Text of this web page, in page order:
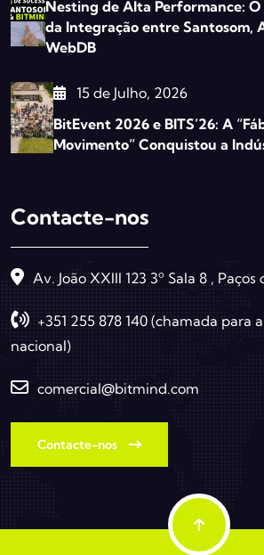
Nesting de Alta Performance: O
da Integração entre Santosom,
WebDB
15 de Julho, 2026
BitEvent 2026 e BITS’26: A
Movimento” Conquistou a
Contacte-nos
Av. João XXIII 123 3º Sala 8 , Paços
+351 255 878 140 (chamada para
nacional)
comercial@bitmind.com
Contacte-nos